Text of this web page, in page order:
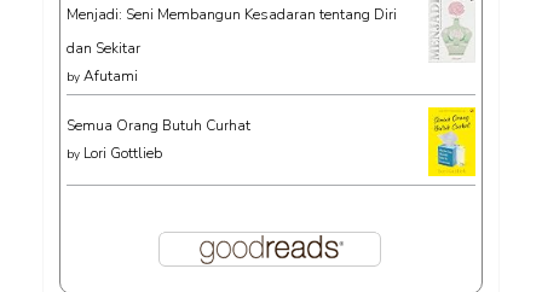
Menjadi: Seni Membangun Kesadaran tentang Diri
dan Sekitar
by Afutami
Semua Orang Butuh Curhat
by Lori Gottlieb